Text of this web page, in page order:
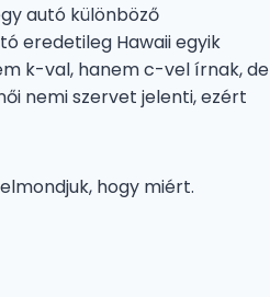
autó különböző
eredetileg Hawaii egyik
k-val, hanem c-vel írnak, de
nemi szervet jelenti, ezért
hogy miért.